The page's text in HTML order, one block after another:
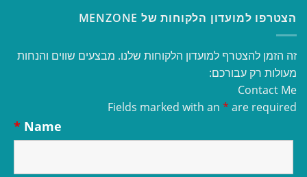
הצטרפו למועדון הלקוחות של MENZONE
זה הזמן להצטרף למועדון הלקוחות שלנו. מבצעים שווים והנחות
מעולות רק עבורכם:
Contact Me
Fields marked with an * are required
Name
*